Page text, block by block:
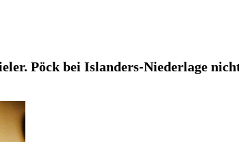
Pöck bei Islanders-Niederlage